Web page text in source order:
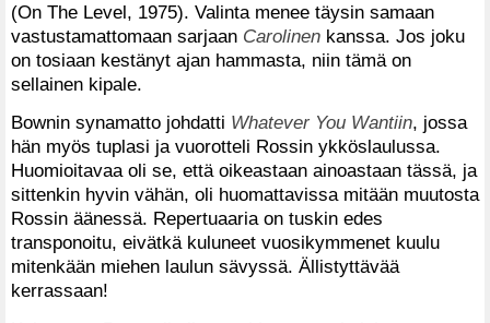
(On The Level, 1975). Valinta menee täysin samaan
vastustamattomaan sarjaan Carolinen kanssa. Jos joku
on tosiaan kestänyt ajan hammasta, niin tämä on
sellainen kipale.
Bownin synamatto johdatti Whatever You Wantiin, jossa
hän myös tuplasi ja vuorotteli Rossin ykköslaulussa.
Huomioitavaa oli se, että oikeastaan ainoastaan tässä, ja
sittenkin hyvin vähän, oli huomattavissa mitään muutosta
Rossin äänessä. Repertuaaria on tuskin edes
transponoitu, eivätkä kuluneet vuosikymmenet kuulu
mitenkään miehen laulun sävyssä. Ällistyttävää
kerrassaan!